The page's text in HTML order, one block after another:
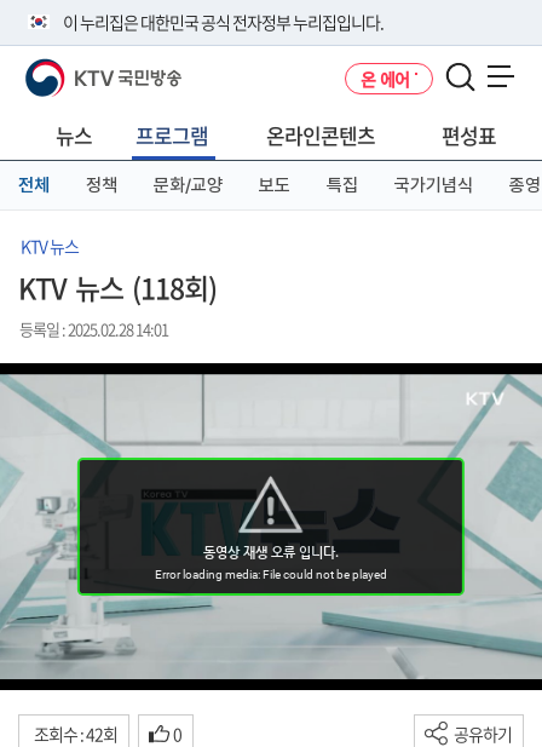
이 누리집은 대한민국 공식 전자정부 누리집입니다.
공식 누리집 주소 확인하기
니다.
이밖에 or.kr 또는 .kr등 다른 도메인 주소를 사용하고 있다면 아래 URL에
서 도메인 주소를 확인해 보세요
KTV 국민방송 온 에어
뉴스 프로그램 온라인콘텐츠 편성표
전체 정책 문화/교양 보도 특집 국가기념식 종영
KTV 뉴스
KTV 뉴스 (118회)
등록일 : 2025.02.28 14:01
조회수 : 42회 0 공유하기